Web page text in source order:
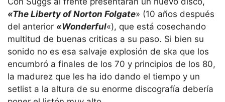
«The Liberty of Norton Folgate» (10 años después
del anterior «Wonderful«), que está cosechando
multitud de buenas criticas a su paso. Si bien su
sonido no es esa salvaje explosión de ska que los
encumbró a finales de los 70 y principios de los 80,
la madurez que les ha ido dando el tiempo y un
setlist a la altura de su enorme discografía debería